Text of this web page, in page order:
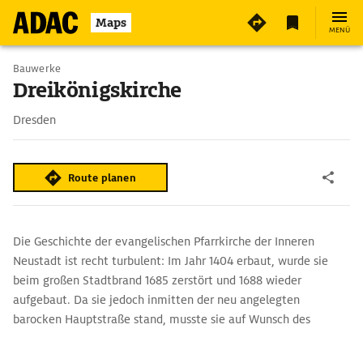
Maps MENÜ
Bauwerke
Dreikönigskirche
Dresden
Route planen
Die Geschichte der evangelischen Pfarrkirche der Inneren
Neustadt ist recht turbulent: Im Jahr 1404 erbaut, wurde sie
beim großen Stadtbrand 1685 zerstört und 1688 wieder
aufgebaut. Da sie jedoch inmitten der neu angelegten
barocken Hauptstraße stand, musste sie auf Wunsch des